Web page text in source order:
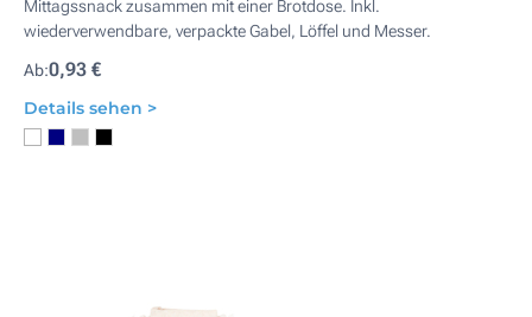
Mittagssnack zusammen mit einer Brotdose. Inkl.
wiederverwendbare, verpackte Gabel, Löffel und Messer.
Ab:0,93 €
Details sehen >